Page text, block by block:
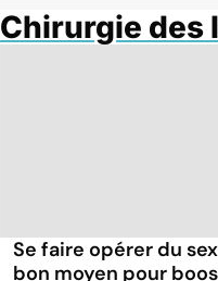
Chirurgie des
Se faire opérer du
bon moyen pour